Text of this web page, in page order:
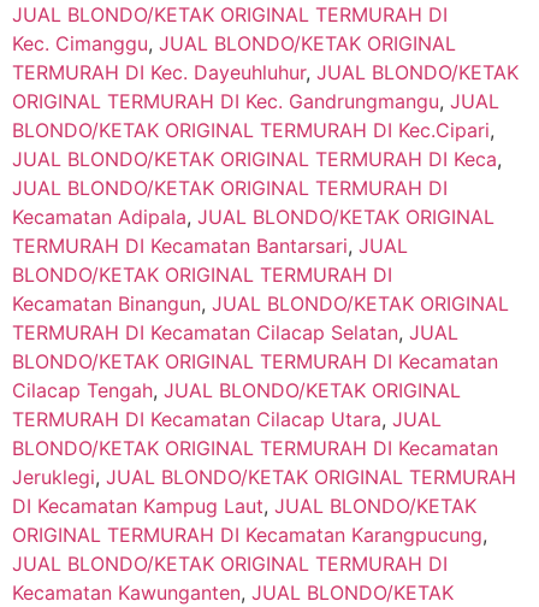
JUAL BLONDO/KETAK ORIGINAL TERMURAH DI
Kec. Cimanggu, JUAL BLONDO/KETAK ORIGINAL
TERMURAH DI Kec. Dayeuhluhur, JUAL BLONDO/KETAK
ORIGINAL TERMURAH DI Kec. Gandrungmangu, JUAL
BLONDO/KETAK ORIGINAL TERMURAH DI Kec.Cipari,
JUAL BLONDO/KETAK ORIGINAL TERMURAH DI Keca,
JUAL BLONDO/KETAK ORIGINAL TERMURAH DI
Kecamatan Adipala, JUAL BLONDO/KETAK ORIGINAL
TERMURAH DI Kecamatan Bantarsari, JUAL
BLONDO/KETAK ORIGINAL TERMURAH DI
Kecamatan Binangun, JUAL BLONDO/KETAK ORIGINAL
TERMURAH DI Kecamatan Cilacap Selatan, JUAL
BLONDO/KETAK ORIGINAL TERMURAH DI Kecamatan
Cilacap Tengah, JUAL BLONDO/KETAK ORIGINAL
TERMURAH DI Kecamatan Cilacap Utara, JUAL
BLONDO/KETAK ORIGINAL TERMURAH DI Kecamatan
Jeruklegi, JUAL BLONDO/KETAK ORIGINAL TERMURAH
DI Kecamatan Kampug Laut, JUAL BLONDO/KETAK
ORIGINAL TERMURAH DI Kecamatan Karangpucung,
JUAL BLONDO/KETAK ORIGINAL TERMURAH DI
Kecamatan Kawunganten, JUAL BLONDO/KETAK